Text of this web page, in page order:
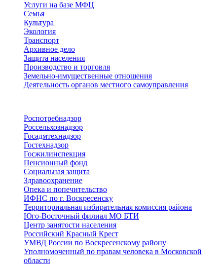
Услуги на базе МФЦ
Семья
Культура
Экология
Транспорт
Архивное дело
Защита населения
Производство и торговля
Земельно-имущественные отношения
Деятельность органов местного самоуправления
Роспотребнадзор
Россельхознадзор
Госадмтехнадзор
Гостехнадзор
Госжилинспекция
Пенсионный фонд
Социальная защита
Здравоохранение
Опека и попечительство
ИФНС по г. Воскресенску
Территориальная избирательная комиссия района
Юго-Восточный филиал МО БТИ
Центр занятости населения
Российский Красный Крест
УМВД России по Воскресенскому району
Уполномоченный по правам человека в Московской
области